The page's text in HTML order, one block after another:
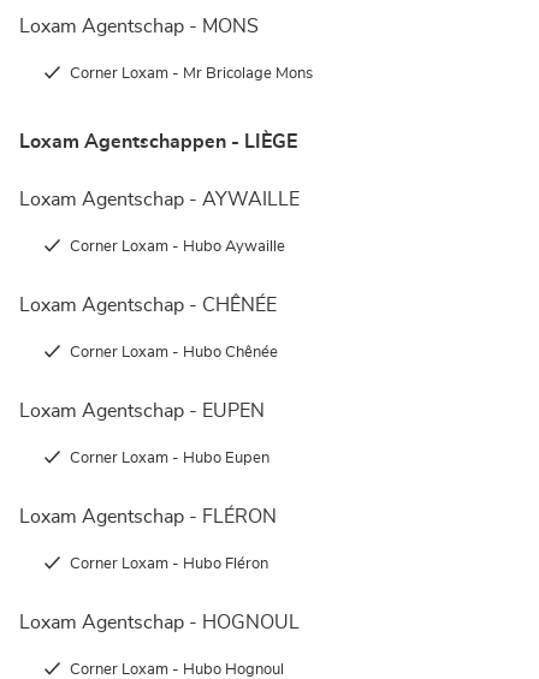
Loxam Agentschap - MONS
Corner Loxam - Mr Bricolage Mons
Loxam Agentschappen - LIÈGE
Loxam Agentschap - AYWAILLE
Corner Loxam - Hubo Aywaille
Loxam Agentschap - CHÊNÉE
Corner Loxam - Hubo Chênée
Loxam Agentschap - EUPEN
Corner Loxam - Hubo Eupen
Loxam Agentschap - FLÉRON
Corner Loxam - Hubo Fléron
Loxam Agentschap - HOGNOUL
Corner Loxam - Hubo Hognoul